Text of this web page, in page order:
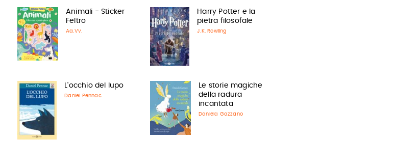
Animali - Sticker
Feltro
Aa.Vv.
Harry Potter e la
pietra filosofale
J.K. Rowling
L'occhio del lupo
Daniel Pennac
Le storie magiche
della radura
incantata
Daniela Gazzano